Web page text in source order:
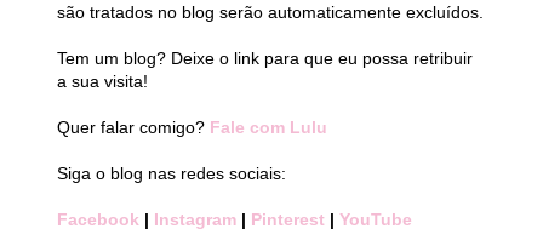
são tratados no blog serão automaticamente excluídos.
Tem um blog? Deixe o link para que eu possa retribuir
a sua visita!
Quer falar comigo? Fale com Lulu
Siga o blog nas redes sociais:
Facebook | Instagram | Pinterest | YouTube